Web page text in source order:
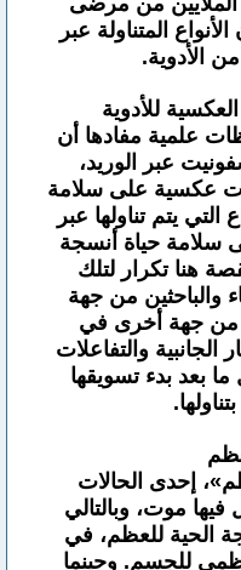
المتناولة عبر
الأدوية.
للأدوية
علمية مفادها أن
عبر الوريد،
عكسية على سلامة
يتم تناولها عبر
سلامة حياة أنسجة
هنا تكرار لتلك
والباحثين من جهة
من جهة أخرى في
والتفاعلات
بعد بدء تسويقها
إحدى الحالات
موت، وبالتالي
الحية للعظم، في
للجسم. وحينما